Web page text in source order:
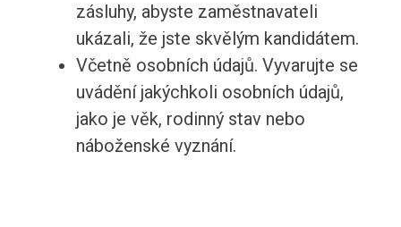
zásluhy, abyste zaměstnavateli
ukázali, že jste skvělým kandidátem.
Včetně osobních údajů. Vyvarujte se
uvádění jakýchkoli osobních údajů,
jako je věk, rodinný stav nebo
náboženské vyznání.